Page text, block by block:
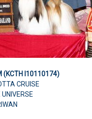
(KCTH I10110174)
CRUISE